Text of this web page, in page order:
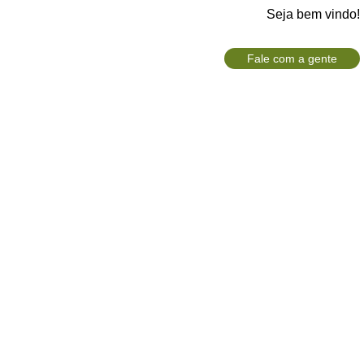
Seja bem vindo!
Fale com a gente